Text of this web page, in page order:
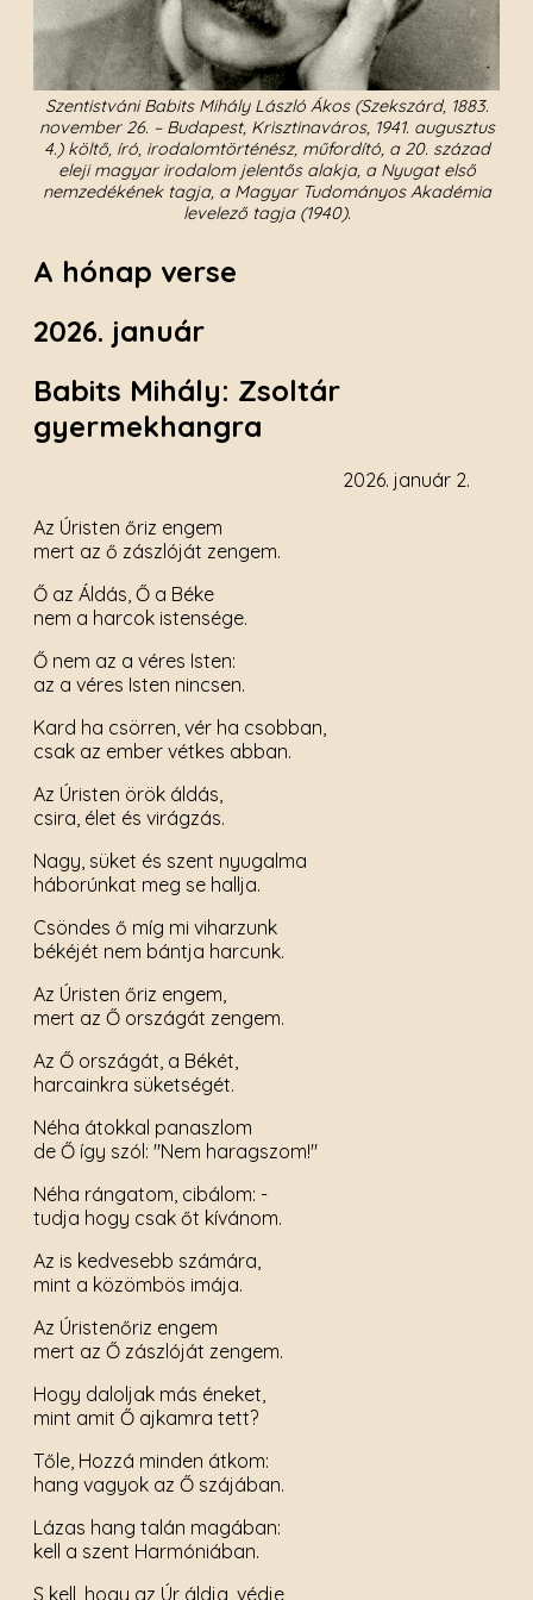
Szentistváni Babits Mihály László Ákos (Szekszárd, 1883.
november 26. – Budapest, Krisztinaváros, 1941. augusztus
4.) költő, író, irodalomtörténész, műfordító, a 20. század
eleji magyar irodalom jelentős alakja, a Nyugat első
nemzedékének tagja, a Magyar Tudományos Akadémia
levelező tagja (1940).
A hónap verse
2026. január
Babits Mihály: Zsoltár
gyermekhangra
2026. január 2.
Az Úristen őriz engem
mert az ő zászlóját zengem.
Ő az Áldás, Ő a Béke
nem a harcok istensége.
Ő nem az a véres Isten:
az a véres Isten nincsen.
Kard ha csörren, vér ha csobban,
csak az ember vétkes abban.
Az Úristen örök áldás,
csira, élet és virágzás.
Nagy, süket és szent nyugalma
háborúnkat meg se hallja.
Csöndes ő míg mi viharzunk
békéjét nem bántja harcunk.
Az Úristen őriz engem,
mert az Ő országát zengem.
Az Ő országát, a Békét,
harcainkra süketségét.
Néha átokkal panaszlom
de Ő így szól: "Nem haragszom!"
Néha rángatom, cibálom: -
tudja hogy csak őt kívánom.
Az is kedvesebb számára,
mint a közömbös imája.
Az Úristenőriz engem
mert az Ő zászlóját zengem.
Hogy daloljak más éneket,
mint amit Ő ajkamra tett?
Tőle, Hozzá minden átkom:
hang vagyok az Ő szájában.
Lázas hang talán magában:
kell a szent Harmóniában.
S kell, hogy az Úr áldja, védje